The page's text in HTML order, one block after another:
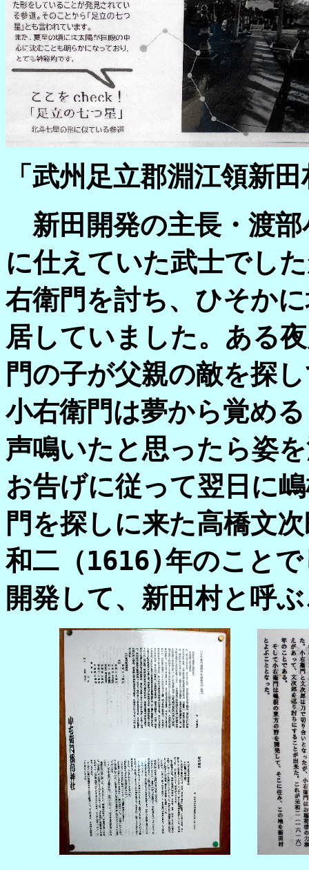
「武州足立郡淵江領新
新田開発の主長・渡部
に仕えていた武士でし
右衛門を討ち、ひそか
居していました。ある
門の子が父親の敵を探
小右衛門は夢から覚め
声鳴いたと思ったら姿
お告げに従って翌日に
門を探しに来た高橋文
和二（1616)年のこと
開発して、新田村と呼